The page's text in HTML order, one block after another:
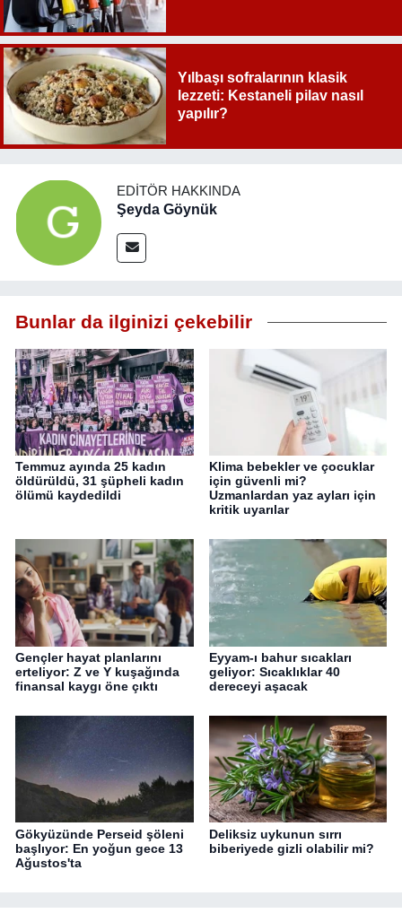
Yılbaşı sofralarının klasik
lezzeti: Kestaneli pilav nasıl
yapılır?
EDITÖR HAKKINDA
Şeyda Göynük
Bunlar da ilginizi çekebilir
Temmuz ayında 25 kadın
öldürüldü, 31 şüpheli kadın
ölümü kaydedildi
Klima bebekler ve çocuklar
için güvenli mi?
Uzmanlardan yaz ayları için
kritik uyarılar
Gençler hayat planlarını
erteliyor: Z ve Y kuşağında
finansal kaygı öne çıktı
Eyyam-ı bahur sıcakları
geliyor: Sıcaklıklar 40
dereceyi aşacak
Gökyüzünde Perseid şöleni
başlıyor: En yoğun gece 13
Ağustos'ta
Deliksiz uykunun sırrı
biberiyede gizli olabilir mi?